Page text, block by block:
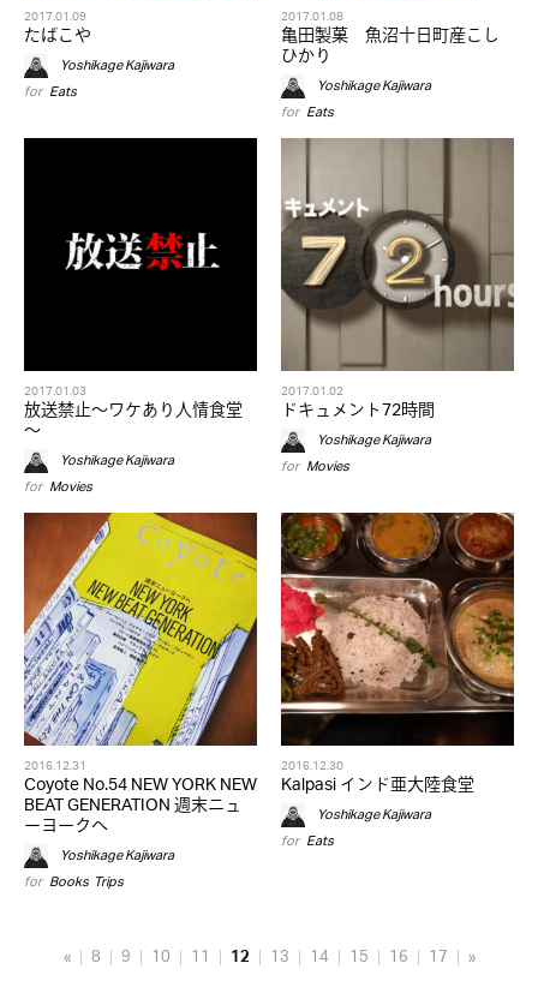
2017.01.09
たばこや
Yoshikage Kajiwara
for Eats
2017.01.08
亀田製菓 魚沼十日町産こし
ひかり
Yoshikage Kajiwara
for Eats
2017.01.03
放送禁止～ワケあり人情食堂
～
Yoshikage Kajiwara
for Movies
2017.01.02
ドキュメント72時間
Yoshikage Kajiwara
for Movies
2016.12.31
Coyote No.54 NEW YORK NEW
BEAT GENERATION 週末ニュ
ーヨークへ
Yoshikage Kajiwara
for Books, Trips
2016.12.30
Kalpasi インド亜大陸食堂
Yoshikage Kajiwara
for Eats
« 8 9 10 11 12 13 14 15 16 17 »